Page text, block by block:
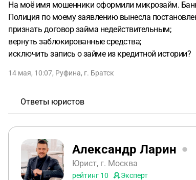
На моё имя мошенники оформили микрозайм. Банк
Полиция по моему заявлению вынесла
признать договор займа недействительным;
вернуть заблокированные средства;
исключить запись о займе из кредитной истории?
14 мая, 10:07, Руфина, г. Братск
Ответы юристов
Александр Ларин
Юрист, г. Москва
рейтинг 10 Эксперт